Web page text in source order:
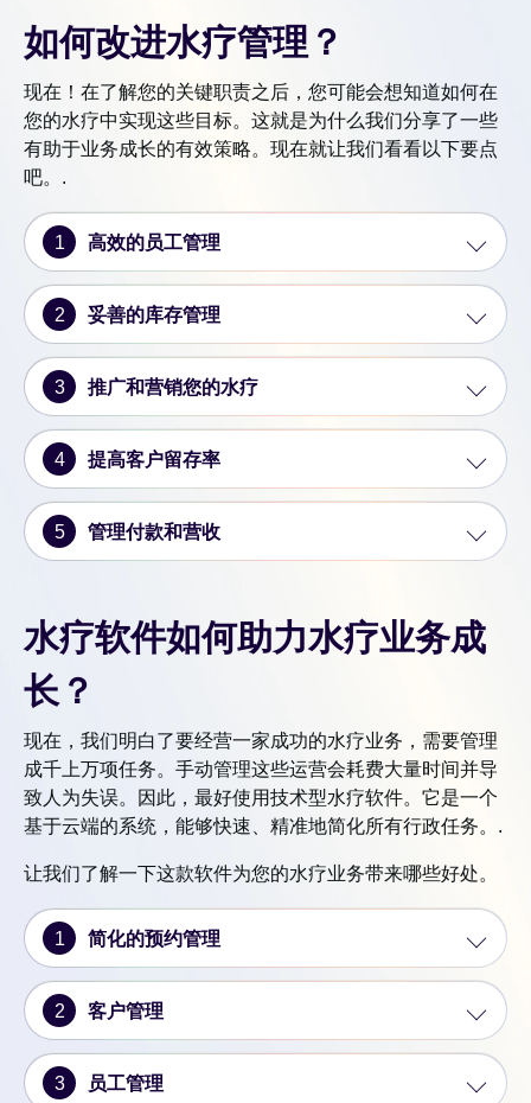
如何改进水疗管理？
现在！在了解您的关键职责之后，您可能会想知道如何在
您的水疗中实现这些目标。这就是为什么我们分享了一些
有助于业务成长的有效策略。现在就让我们看看以下要点
吧。.
1 高效的员工管理
2 妥善的库存管理
3 推广和营销您的水疗
4 提高客户留存率
5 管理付款和营收
水疗软件如何助力水疗业务成
长？
现在，我们明白了要经营一家成功的水疗业务，需要管理
成千上万项任务。手动管理这些运营会耗费大量时间并导
致人为失误。因此，最好使用技术型水疗软件。它是一个
基于云端的系统，能够快速、精准地简化所有行政任务。.
让我们了解一下这款软件为您的水疗业务带来哪些好处。
1 简化的预约管理
2 客户管理
3 员工管理